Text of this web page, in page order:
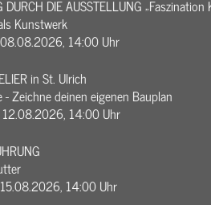
Start
Einweihung des
Schwarzen-Bären-